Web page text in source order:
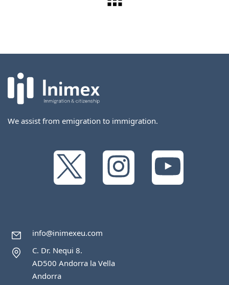
We assist from emigration to immigration.
info@inimexeu.com
C. Dr. Nequi 8.
AD500 Andorra la Vella
Andorra